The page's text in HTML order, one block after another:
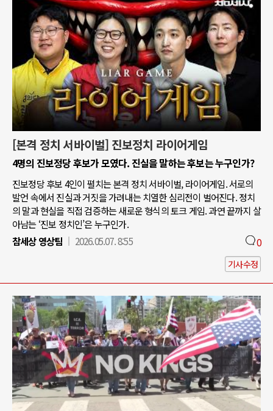
[본격 정치 서바이벌] 진보정치 라이어게임
4명의 진보정당 후보가 모였다. 진실을 말하는 후보는 누구인가?
진보정당 후보 4인이 펼치는 본격 정치 서바이벌, 라이어게임. 서로의
발언 속에서 진실과 거짓을 가려내는 치열한 심리전이 벌어진다. 정치
의 말과 현실을 직접 검증하는 새로운 형식의 토크 게임. 과연 끝까지 살
아남는 ‘진보 정치인’은 누구인가.
참세상 영상팀
2026.05.07. 8:55 0
기사수정